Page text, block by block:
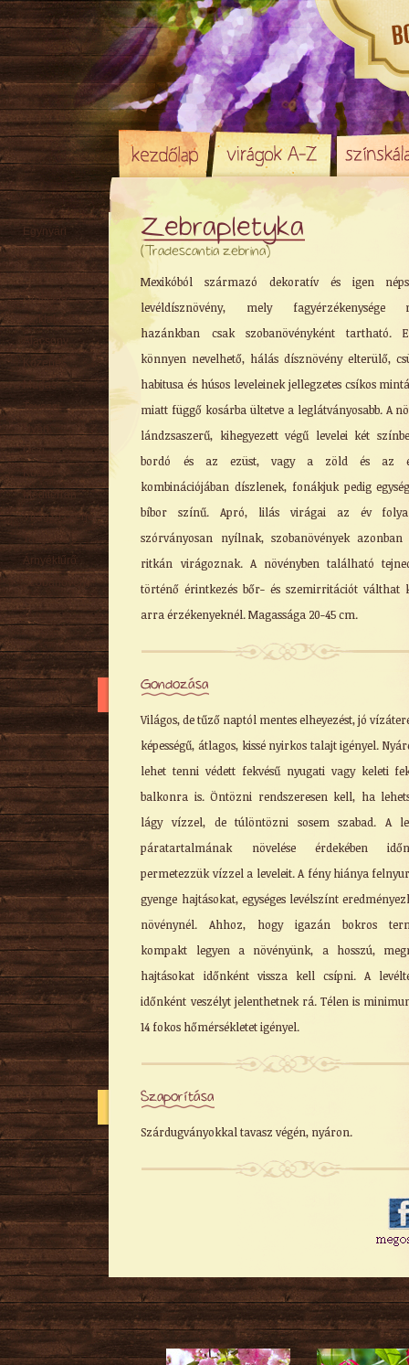
Zebrapletyka
(Tradescantia zebrina)
Mexikóból származó dekoratív és igen
levéldísznövény, mely fagyérzékenysége
hazánkban csak szobanövényként tartható.
könnyen nevelhető, hálás dísznövény elterülő,
habitusa és húsos leveleinek jellegzetes csíkos
miatt függő kosárba ültetve a leglátványosabb. A
lándzsaszerű, kihegyezett végű levelei két
bordó és az ezüst, vagy a zöld és az
kombinációjában díszlenek, fonákjuk pedig
bíbor színű. Apró, lilás virágai az év
szórványosan nyílnak, szobanövények azonban
ritkán virágoznak. A növényben található
történő érintkezés bőr- és szemirritációt válthat
arra érzékenyeknél. Magassága 20-45 cm.
Gondozása
Világos, de tűző naptól mentes elheyezést, jó
képességű, átlagos, kissé nyirkos talajt igényel.
lehet tenni védett fekvésű nyugati vagy keleti
balkonra is. Öntözni rendszeresen kell, ha
lágy vízzel, de túlöntözni sosem szabad. A
páratartalmának növelése érdekében
permetezzük vízzel a leveleit. A fény hiánya
gyenge hajtásokat, egységes levélszínt
növénynél. Ahhoz, hogy igazán bokros
kompakt legyen a növényünk, a hosszú,
hajtásokat időnként vissza kell csípni. A
időnként veszélyt jelenthetnek rá. Télen is
14 fokos hőmérsékletet igényel.
Szaporítása
Szárdugványokkal tavasz végén, nyáron.
Egynyári
Évelő
Hagyma/ Gumó
Örökzöld
Sziklakerti
Alacsony
Közepes
Magas
Tavaszi
Őszi
Kúszó
Mediterrán
Virágzó cserje
Talajtakaró
Árnyéktűrő
Szobanövény